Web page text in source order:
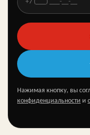
Нажимая кнопку, вы
конфиденциальности и